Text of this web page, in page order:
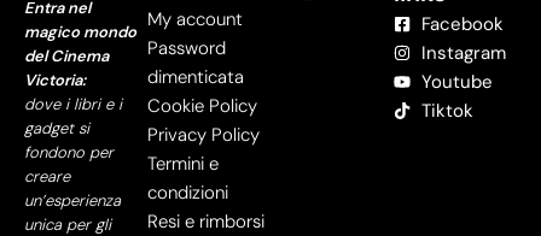
Entra nel
magico mondo
del Cinema
Victoria:
dove i libri e i
gadget si
fondono per
creare
un’esperienza
unica per gli
My account
Password
dimenticata
Cookie Policy
Privacy Policy
Termini e
condizioni
Resi e rimborsi
Facebook
Instagram
Youtube
Tiktok